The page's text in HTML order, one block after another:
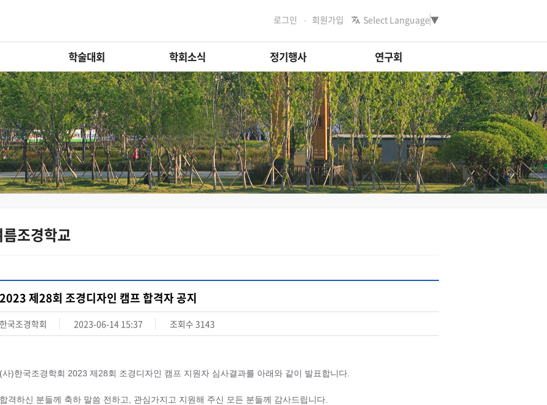
로그인 회원가입 Select Language▼
학술대회 학회소식 정기행사 연구회
조경학교
2023 제28회 조경디자인 캠프 합격자 공지
한국조경학회 2023-06-14 15:37 조회수 3143
(사)한국조경학회 2023 제28회 조경디자인 캠프 지원자 심사결과를 아래와 같이 발표합니다.
합격하신 분들께 축하 말씀 전하고, 관심가지고 지원해 주신 모든 분들께 감사드립니다.